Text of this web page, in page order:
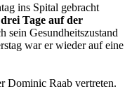
ins Spital gebracht
drei Tage auf der
sein Gesundheitszustand
war er wieder auf eine
Dominic Raab vertreten.